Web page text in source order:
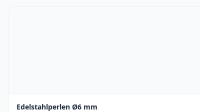
Edelstahlperlen Ø6 mm